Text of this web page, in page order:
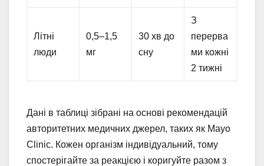
Літні
люди
0,5–1,5
мг
30 хв до
сну
З
перерва
ми кожні
2 тижні
Дані в таблиці зібрані на основі рекомендацій
авторитетних медичних джерел, таких як Mayo
Clinic. Кожен організм індивідуальний, тому
спостерігайте за реакцією і коригуйте разом з